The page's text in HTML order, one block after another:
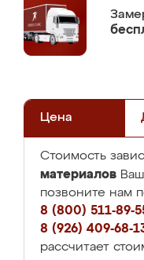
Цена
Стоимость
материалов
позвоните нам
8 (800) 511-89-
8 (926) 409-68-
рассчитает